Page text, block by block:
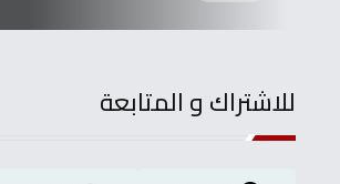
للاشتراك و المتابعة